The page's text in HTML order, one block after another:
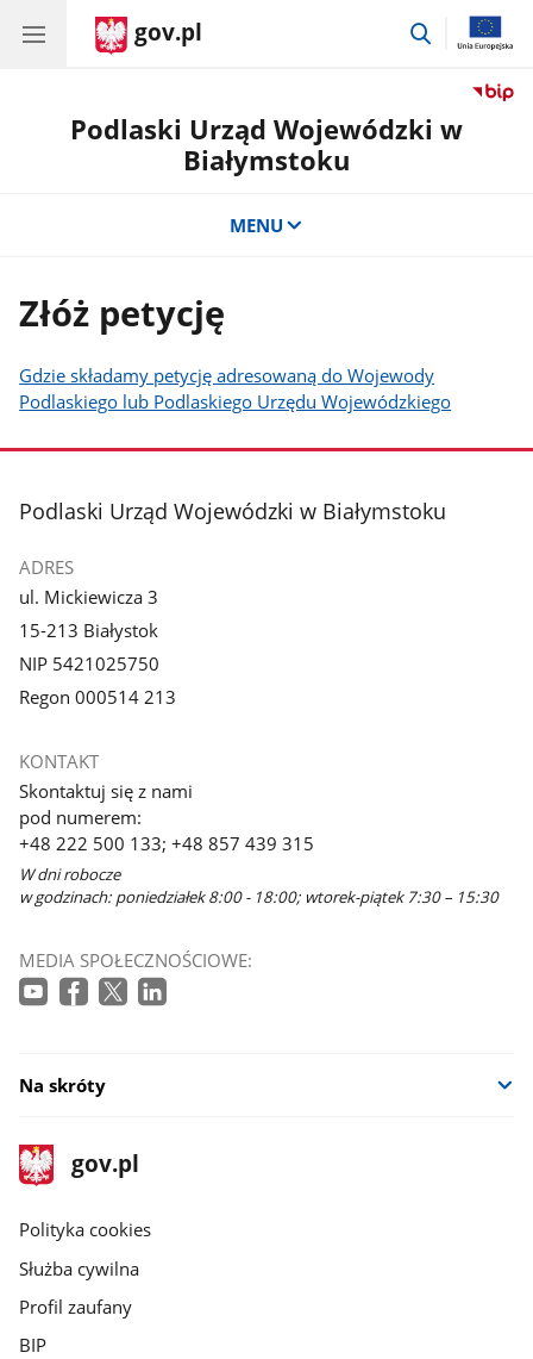
gov.pl
przejdź
Podlaski Urząd Wojewódzki w
Białymstoku
MENU
Złóż petycję
Gdzie składamy petycję adresowaną do Wojewody
Podlaskiego lub Podlaskiego Urzędu Wojewódzkiego
stopka
Podlaski Urząd Wojewódzki w Białymstoku
ADRES
ul. Mickiewicza 3
15-213 Białystok
NIP 5421025750
Regon 000514 213
KONTAKT
Skontaktuj się z nami
pod numerem:
+48 222 500 133; +48 857 439 315
W dni robocze
w godzinach: poniedziałek 8:00 - 18:00; wtorek-piątek 7:30 – 15:30
MEDIA SPOŁECZNOŚCIOWE:
Na skróty
stopka
gov.pl
Strona
gov.pl
gov.pl
Polityka cookies
Służba cywilna
Profil zaufany
BIP